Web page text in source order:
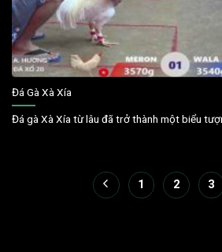
Đá Gà Xà Xía
Đá gà Xà Xía từ lâu đã trở thành một biểu
1 2 3